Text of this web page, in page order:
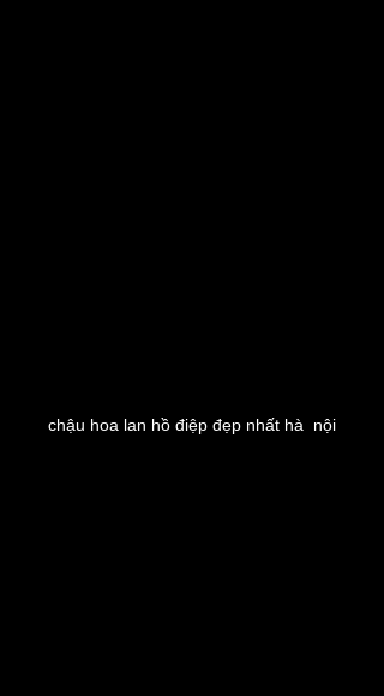
chậu hoa lan hồ điệp đẹp nhất hà  nội